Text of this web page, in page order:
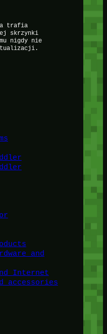
trafia
skrzynki
nigdy nie
and
Internet
accessories